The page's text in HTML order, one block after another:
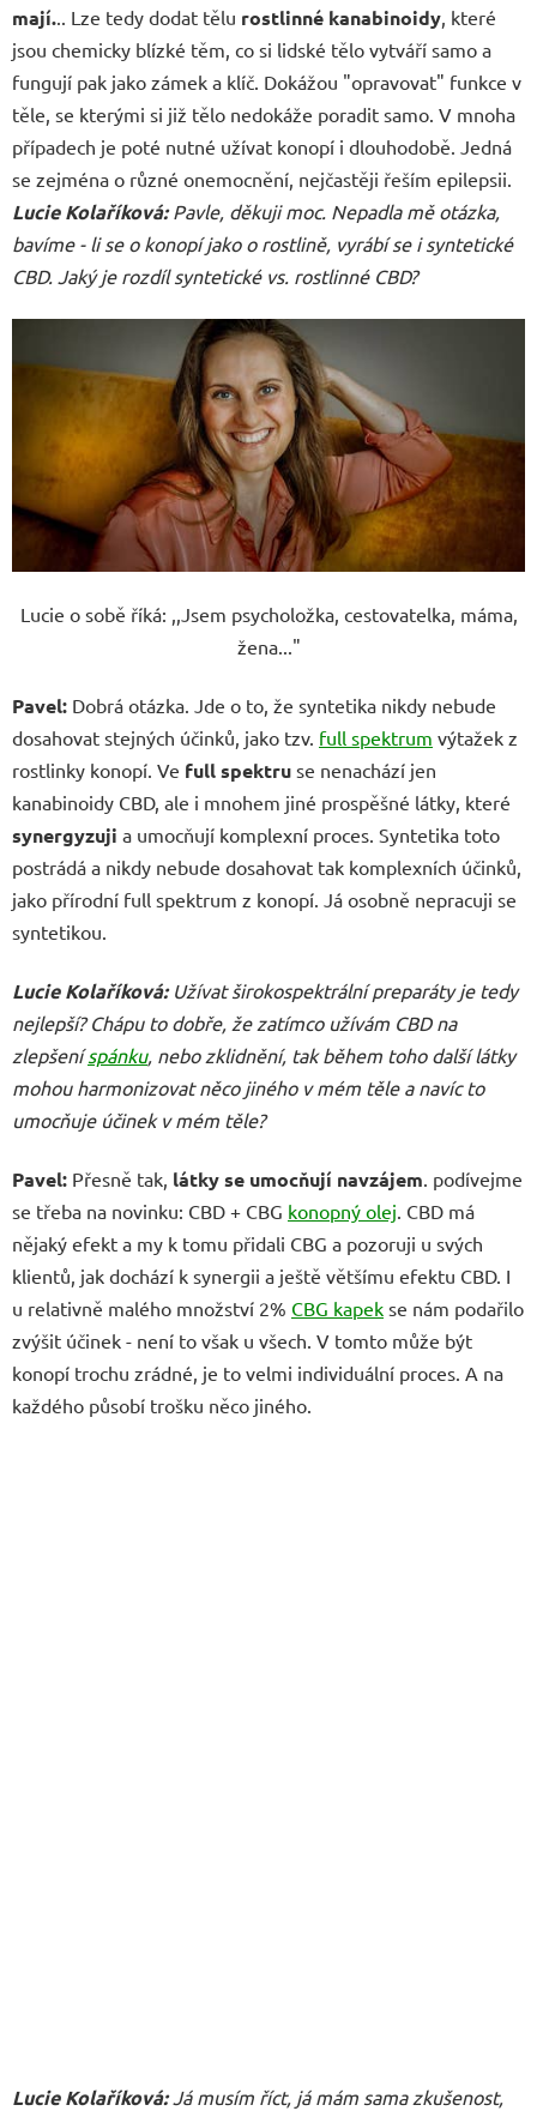
mají... Lze tedy dodat tělu rostlinné kanabinoidy, které
jsou chemicky blízké těm, co si lidské tělo vytváří samo a
fungují pak jako zámek a klíč. Dokážou "opravovat" funkce v
těle, se kterými si již tělo nedokáže poradit samo. V mnoha
případech je poté nutné užívat konopí i dlouhodobě. Jedná
se zejména o různé onemocnění, nejčastěji řeším epilepsii.
Lucie Kolaříková: Pavle, děkuji moc. Nepadla mě otázka,
bavíme - li se o konopí jako o rostlině, vyrábí se i syntetické
CBD. Jaký je rozdíl syntetické vs. rostlinné CBD?
Lucie o sobě říká: ,,Jsem psycholožka, cestovatelka, máma,
žena..."
Pavel: Dobrá otázka. Jde o to, že syntetika nikdy nebude
dosahovat stejných účinků, jako tzv. full spektrum výtažek z
rostlinky konopí. Ve full spektru se nenachází jen
kanabinoidy CBD, ale i mnohem jiné prospěšné látky, které
synergyzuji a umocňují komplexní proces. Syntetika toto
postrádá a nikdy nebude dosahovat tak komplexních účinků,
jako přírodní full spektrum z konopí. Já osobně nepracuji se
syntetikou.
Lucie Kolaříková:Užívat širokospektrální preparáty je tedy
nejlepší? Chápu to dobře, že zatímco užívám CBD na
zlepšeníspánku, nebo zklidnění, tak během toho další látky
mohou harmonizovat něco jiného v mém těle a navíc to
umocňuje účinek v mém těle?
Pavel: Přesně tak, látky se umocňují navzájem . podívejme
se třeba na novinku: CBD + CBG konopný olej . CBD má
nějaký efekt a my k tomu přidali CBG a pozoruji u svých
klientů, jak dochází k synergii a ještě většímu efektu CBD. I
u relativně malého množství 2% CBG kapek se nám podařilo
zvýšit účinek - není to však u všech. V tomto může být
konopí trochu zrádné, je to velmi individuální proces. A na
každého působí trošku něco jiného.
Lucie Kolaříková:Já musím říct, já mám sama zkušenost,